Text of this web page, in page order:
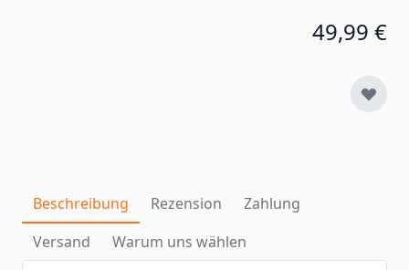
49,99 €
Beschreibung Rezension
Zahlung
Versand
Warum uns wählen